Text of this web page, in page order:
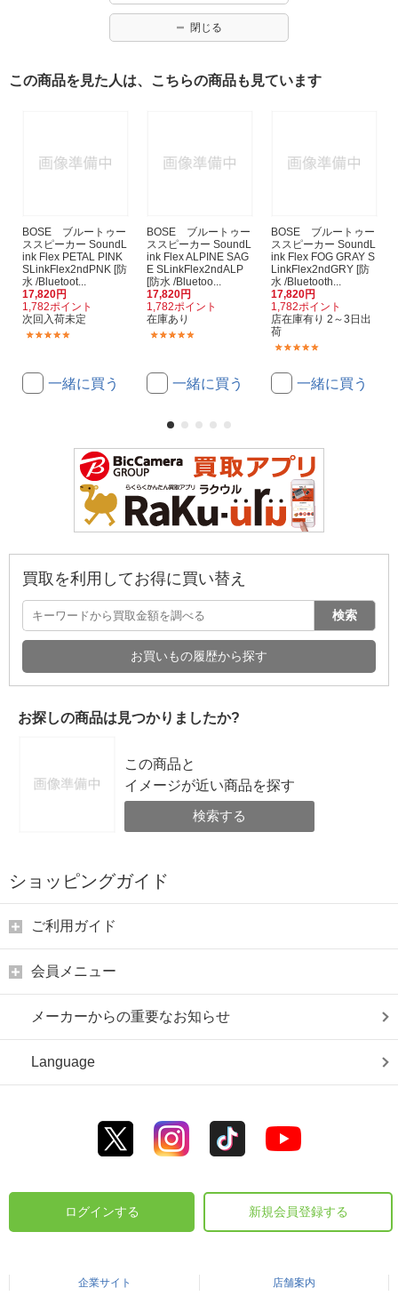
閉じる
この商品を見た人は、こちらの商品も見ています
BOSE ブルートゥー
ススピーカー SoundL
ink Flex PETAL PINK
SLinkFlex2ndPNK [防
水 /Bluetoot...
17,820円
1,782ポイント
次回入荷未定
一緒に買う
BOSE ブルートゥー
ススピーカー SoundL
ink Flex ALPINE SAG
E SLinkFlex2ndALP
[防水 /Bluetoo...
17,820円
1,782ポイント
在庫あり
一緒に買う
BOSE ブルートゥー
ススピーカー SoundL
ink Flex FOG GRAY S
LinkFlex2ndGRY [防
水 /Bluetooth...
17,820円
1,782ポイント
店在庫有り 2～3日出
荷
一緒に買う
買取を利用してお得に買い替え
検索
お買いもの履歴から探す
お探しの商品は見つかりましたか?
この商品と
イメージが近い商品を探す
検索する
ショッピングガイド
ご利用ガイド
会員メニュー
メーカーからの重要なお知らせ
Language
ログインする 新規会員登録する
企業サイト 店舗案内